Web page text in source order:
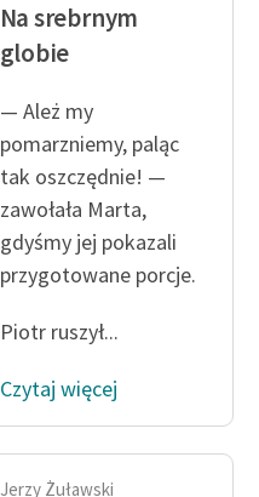
Na srebrnym
globie
— Ależ my
pomarzniemy, paląc
tak oszczędnie! —
zawołała Marta,
gdyśmy jej pokazali
przygotowane porcje.
Piotr ruszył...
Czytaj więcej
Jerzy Żuławski